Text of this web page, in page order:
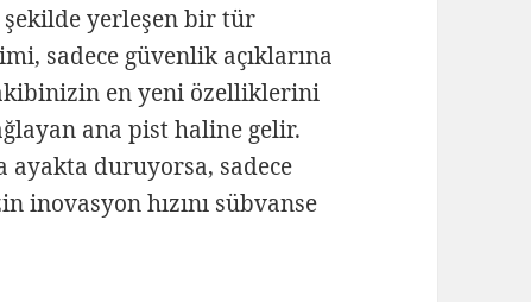
yerleşen bir tür
sadece güvenlik açıklarına
en yeni özelliklerini
ana pist haline gelir.
ayakta duruyorsa, sadece
inovasyon hızını sübvanse